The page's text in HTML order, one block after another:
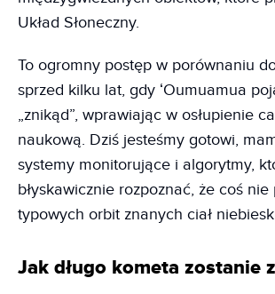
Układ Słoneczny.
To ogromny postęp w porównaniu
sprzed kilku lat, gdy ʻOumuamua
„znikąd”, wprawiając w osłupienie
naukową. Dziś jesteśmy gotowi,
systemy monitorujące i algorytmy,
błyskawicznie rozpoznać, że coś
typowych orbit znanych ciał
Jak długo kometa zostanie